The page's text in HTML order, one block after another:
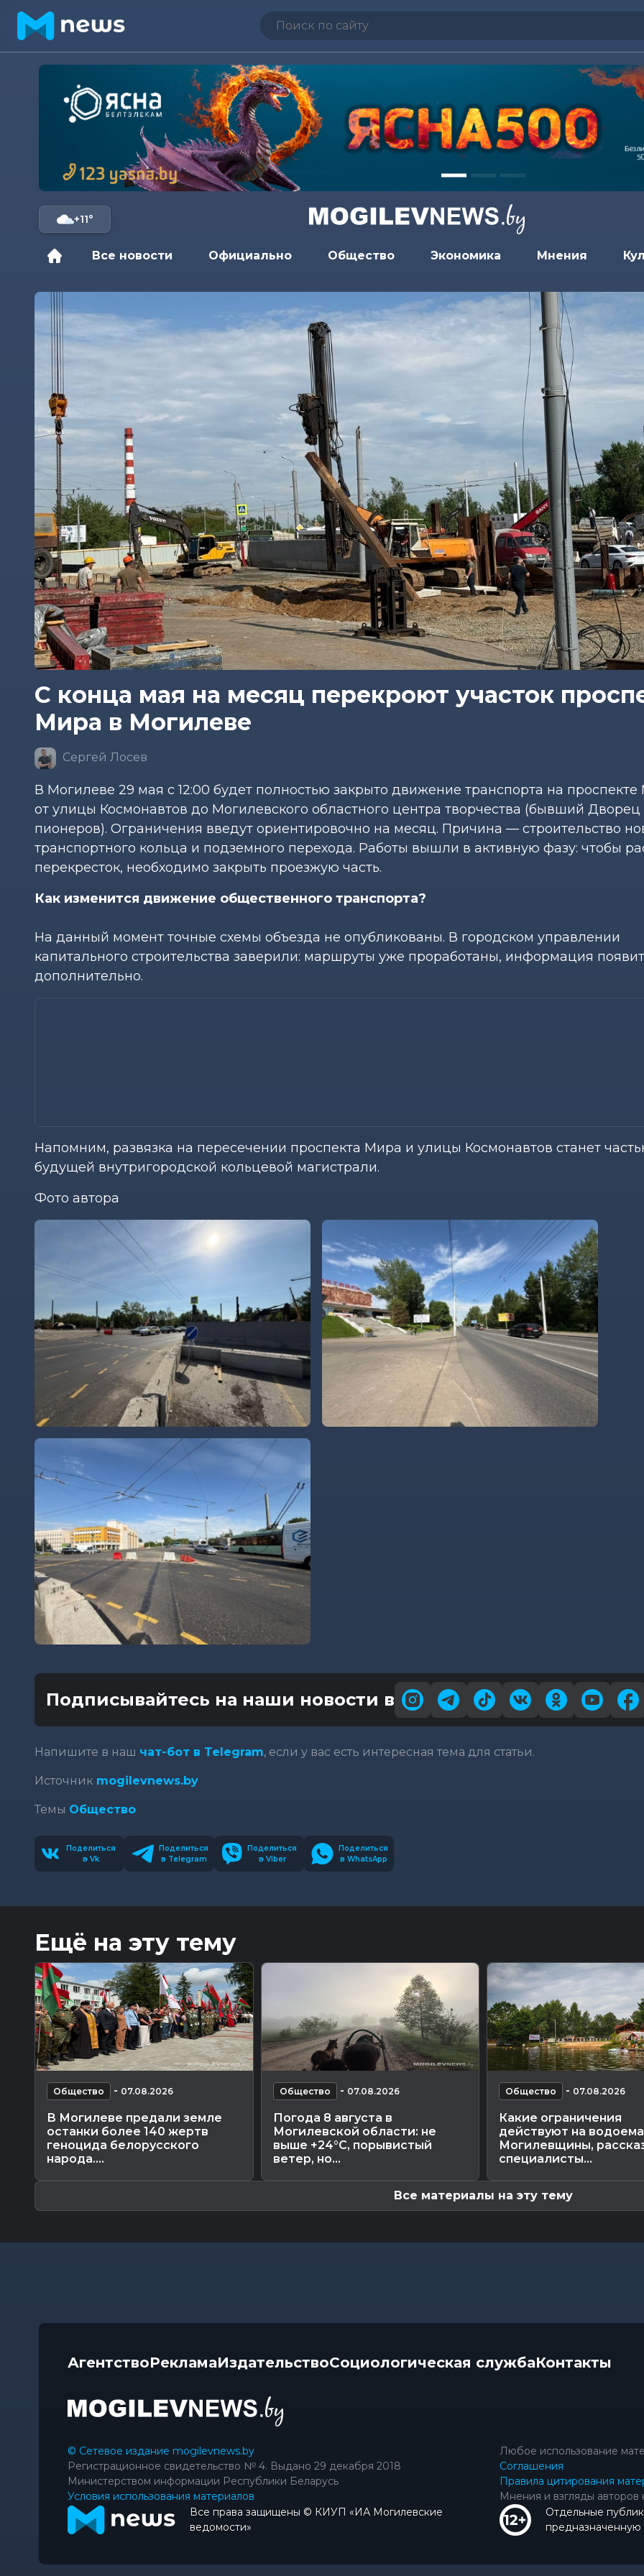
+11°
Все новости Официально Общество Экономика Мнения
С конца мая на месяц перекроют участок
Мира в Могилеве
Сергей Лосев
В Могилеве 29 мая с 12:00 будет полностью закрыто движение транспорта на
от улицы Космонавтов до Могилевского областного центра творчества (бывший Дворец
пионеров). Ограничения введут ориентировочно на месяц. Причина — строительство
транспортного кольца и подземного перехода. Работы вышли в активную фазу: чтобы
перекресток, необходимо закрыть проезжую часть.
Как изменится движение общественного транспорта?
На данный момент точные схемы объезда не опубликованы. В городском управлении
капитального строительства заверили: маршруты уже проработаны, информация
дополнительно.
Напомним, развязка на пересечении проспекта Мира и улицы Космонавтов станет
будущей внутригородской кольцевой магистрали.
Фото автора
Подписывайтесь на наши новости в
Напишите в наш чат-бот в Telegram, если у вас есть интересная тема для статьи.
Источник mogilevnews.by
Темы Общество
Поделиться
в Vk
Поделиться
в Telegram
Поделиться
в Viber
Поделиться
в WhatsApp
Ещё на эту тему
Общество - 07.08.2026
В Могилеве предали земле
останки более 140 жертв
геноцида белорусского
народа....
Общество - 07.08.2026
Погода 8 августа в
Могилевской области: не
выше +24°С, порывистый
ветер, но...
Общество - 07.08.2026
Какие ограничения
действуют на
Могилевщины,
специалисты...
Все материалы на эту тему
АгентствоРекламаИздательствоСоциологическая службаКонтакты
© Сетевое издание mogilevnews.by
Регистрационное свидетельство № 4. Выдано 29 декабря 2018
Министерством информации Республики Беларусь
Условия использования материалов
Любое использование
Соглашения
Правила цитирования
Мнения и взгляды авторов
Все права защищены © КИУП «ИА Могилевские
ведомости»
Отдельные
предназначенную